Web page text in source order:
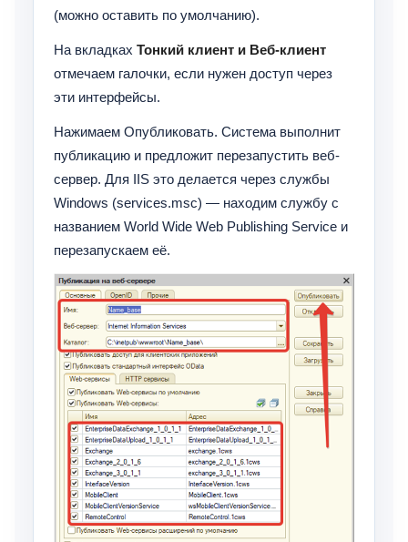
(можно оставить по умолчанию).
На вкладках Тонкий клиент и Веб-клиент
отмечаем галочки, если нужен доступ через
эти интерфейсы.
Нажимаем Опубликовать. Система выполнит
публикацию и предложит перезапустить веб-
сервер. Для IIS это делается через службы
Windows (services.msc) — находим службу с
названием World Wide Web Publishing Service и
перезапускаем её.